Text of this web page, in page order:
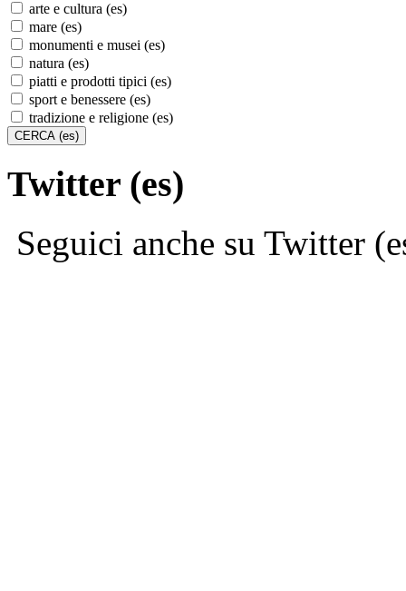
arte e cultura (es)
mare (es)
monumenti e musei (es)
natura (es)
piatti e prodotti tipici (es)
sport e benessere (es)
tradizione e religione (es)
Twitter (es)
Seguici anche su Twitter